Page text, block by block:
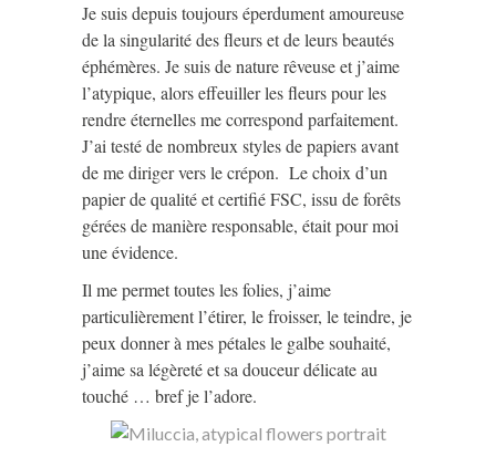
Je suis depuis toujours éperdument amoureuse
de la singularité des fleurs et de leurs beautés
éphémères. Je suis de nature rêveuse et j’aime
l’atypique, alors effeuiller les fleurs pour les
rendre éternelles me correspond parfaitement.
J’ai testé de nombreux styles de papiers avant
de me diriger vers le crépon. Le choix d’un
papier de qualité et certifié FSC, issu de forêts
gérées de manière responsable, était pour moi
une évidence.
Il me permet toutes les folies, j’aime
particulièrement l’étirer, le froisser, le teindre, je
peux donner à mes pétales le galbe souhaité,
j’aime sa légèreté et sa douceur délicate au
touché … bref je l’adore.